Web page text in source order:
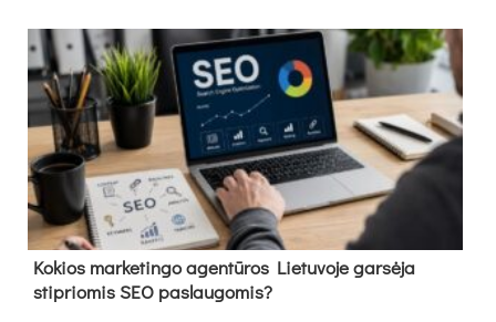
Kokios marketingo agentūros Lietuvoje garsėja
stipriomis SEO paslaugomis?